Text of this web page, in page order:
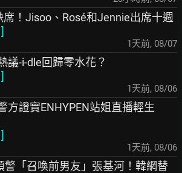
席！Jisoo、Rosé和Jennie出席十週
]
1天前, 08/07
議-i-dle回歸零水花？
]
1天前, 08/06
方證實ENHYPEN站姐直播輕生
]
1天前, 08/06
警「召喚前男友」張基河！韓網替